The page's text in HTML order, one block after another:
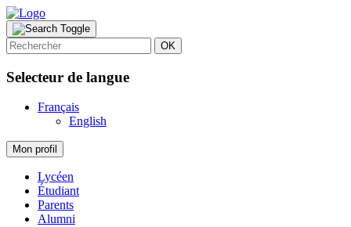
OK
Selecteur de langue
Français
English
Mon profil
Lycéen
Étudiant
Parents
Alumni